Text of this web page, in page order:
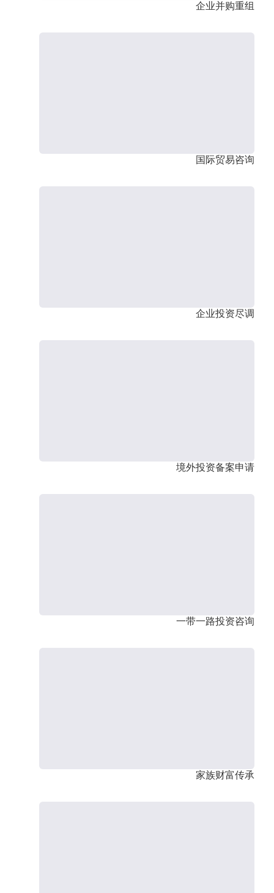
企业并购重组
国际贸易咨询
企业投资尽调
境外投资备案申请
一带一路投资咨询
家族财富传承